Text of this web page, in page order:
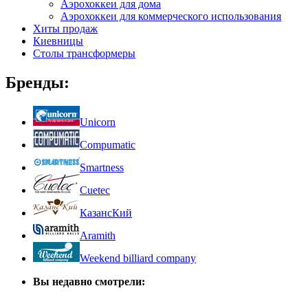
Аэрохоккеи для дома
Аэрохоккеи для коммерческого использования
Хиты продаж
Киевницы
Столы трансформеры
Бренды:
Unicorn
Compumatic
Smartness
Cuetec
КазансКий
Aramith
Weekend billiard company
Вы недавно смотрели: